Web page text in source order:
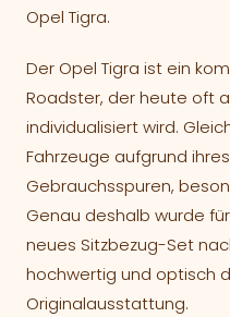
Opel Tigra.
Der Opel Tigra ist ein
Roadster, der heute oft
individualisiert wird.
Fahrzeuge aufgrund
Gebrauchsspuren,
Genau deshalb wurde
neues Sitzbezug-Set
hochwertig und optisch
Originalausstattung.